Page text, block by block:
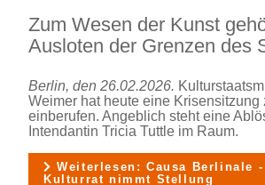
Zum Wesen der Kunst
Ausloten der Grenzen des
Berlin, den 26.02.2026.
Weimer hat heute eine Krisensitzung
einberufen. Angeblich steht eine
Intendantin Tricia Tuttle im Raum.
Weiterlesen: Causa Berlinale
Kulturrat nimmt Stellung